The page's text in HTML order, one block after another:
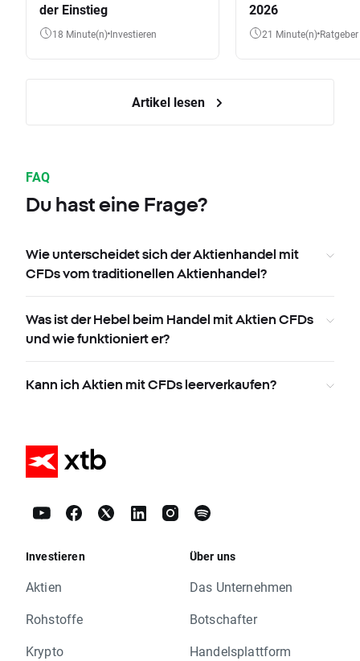
der Einstieg
18 Minute(n) Investieren
2026
21 Minute(n) Ratgeber
Artikel lesen
FAQ
Du hast eine Frage?
Wie unterscheidet sich der Aktienhandel mit
CFDs vom traditionellen Aktienhandel?
Was ist der Hebel beim Handel mit Aktien CFDs
und wie funktioniert er?
Kann ich Aktien mit CFDs leerverkaufen?
Investieren
Aktien
Rohstoffe
Krypto
Über uns
Das Unternehmen
Botschafter
Handelsplattform